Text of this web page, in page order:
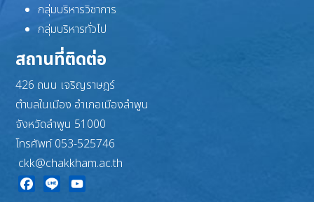
กลุ่มบริหารวิชาการ
กลุ่มบริหารทั่วไป
สถานที่ติดต่อ
426 ถนน เจริญราษฎร์
ตำบลในเมือง อำเภอเมืองลำพูน
จังหวัดลำพูน 51000
โทรศัพท์ 053-525746
ckk@chakkham.ac.th